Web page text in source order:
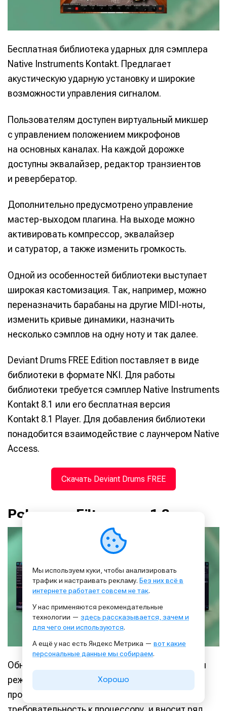
Бесплатная библиотека ударных для сэмплера
Native Instruments Kontakt. Предлагает
акустическую ударную установку и широкие
возможности управления сигналом.
Пользователям доступен виртуальный микшер
с управлением положением микрофонов
на основных каналах. На каждой дорожке
доступны эквалайзер, редактор транзиентов
и ревербератор.
Дополнительно предусмотрено управление
мастер-выходом плагина. На выходе можно
активировать компрессор, эквалайзер
и сатуратор, а также изменить громкость.
Одной из особенностей библиотеки выступает
широкая кастомизация. Так, например, можно
переназначить барабаны на другие MIDI-ноты,
изменить кривые динамики, назначить
несколько сэмплов на одну ноту и так далее.
Deviant Drums FREE Edition поставляет в виде
библиотеки в формате NKI. Для работы
библиотеки требуется сэмплер Native Instruments
Kontakt 8.1 или его бесплатная версия
Kontakt 8.1 Player. Для добавления библиотеки
понадобится взаимодействие с лаунчером Native
Access.
Скачать Deviant Drums FREE
Polyverse Filterverse 1.2
Обновлённый набор фильтров с пятью новыми
режимами работы. Апдейт также улучшает
производительность плагина и его
Мы используем куки, чтобы анализировать
трафик и настраивать рекламу. Без них всё в
интернете работает совсем не так.
У нас применяются рекомендательные
технологии — здесь рассказывается, зачем и
для чего они используются.
А ещё у нас есть Яндекс Метрика — вот какие
персональные данные мы собираем.
Хорошо